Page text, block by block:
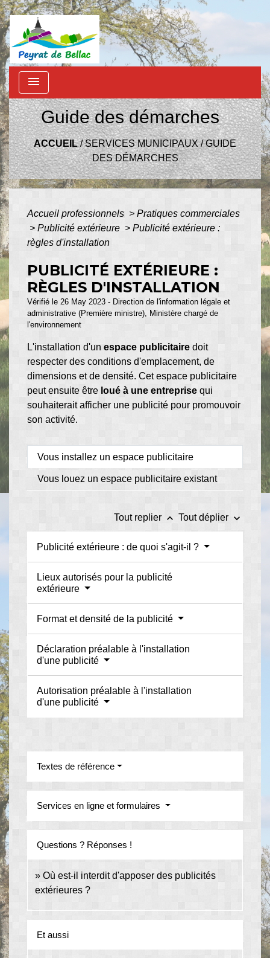
menu
Guide des démarches
ACCUEIL/SERVICES MUNICIPAUX/GUIDE
DES DÉMARCHES
Accueil professionnels > Pratiques commerciales
> Publicité extérieure > Publicité extérieure :
règles d'installation
PUBLICITÉ EXTÉRIEURE :
RÈGLES D'INSTALLATION
Vérifié le 26 May 2023 - Direction de l'information légale et
administrative (Première ministre), Ministère chargé de
l'environnement
L'installation d'un espace publicitaire doit
respecter des conditions d'emplacement, de
dimensions et de densité. Cet espace publicitaire
peut ensuite être loué à une entreprise qui
souhaiterait afficher une publicité pour promouvoir
son activité.
Vous installez un espace publicitaire
Vous louez un espace publicitaire existant
Tout replier keyboard_arrow_up Tout déplier keyboard_arrow_down
Publicité extérieure : de quoi s'agit-il ?
Lieux autorisés pour la publicité
extérieure
Format et densité de la publicité
Déclaration préalable à l'installation
d'une publicité
Autorisation préalable à l'installation
d'une publicité
Textes de référence
Services en ligne et formulaires
Questions ? Réponses !
Où est-il interdit d'apposer des publicités
extérieures ?
Et aussi